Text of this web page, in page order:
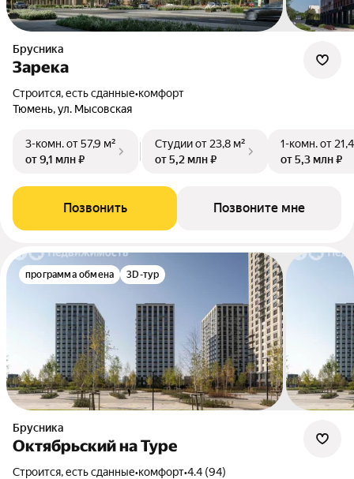
Брусника
Зарека
Строится, есть сданные•комфорт
Тюмень, ул. Мысовская
3-комн.от 57,9 м²
от 9,1 млн ₽
Студииот 23,8 м²
от 5,2 млн ₽
1-комн.от
от 5,3 млн ₽
Позвонить Позвоните мне
программа обмена 3D-тур
Брусника
Октябрьский на Туре
Строится, есть сданные•комфорт•4.4 (94)